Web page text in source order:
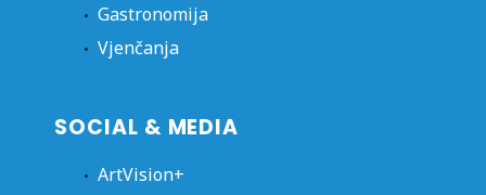
Gastronomija
Vjenčanja
SOCIAL & MEDIA
ArtVision+